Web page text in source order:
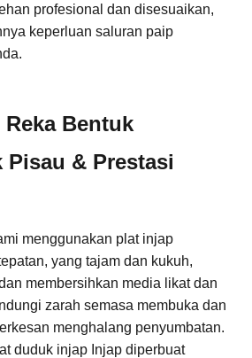
profesional dan disesuaikan,
keperluan saluran paip
Bentuk
Pisau & Prestasi
menggunakan plat injap
yang tajam dan kukuh,
membersihkan media likat dan
zarah semasa membuka dan
menghalang penyumbatan.
duduk injap Injap diperbuat